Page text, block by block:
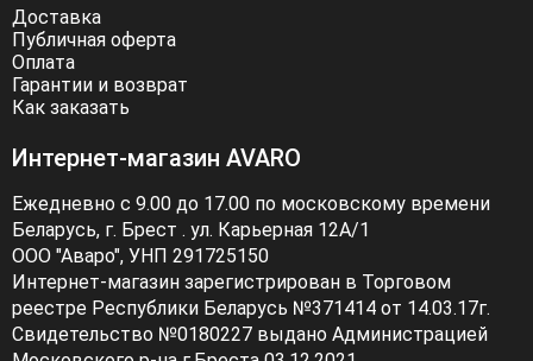
Доставка
Публичная оферта
Оплата
Гарантии и возврат
Как заказать
Интернет-магазин AVARO
Ежедневно с 9.00 до 17.00 по московскому времени
Беларусь, г. Брест . ул. Карьерная 12А/1
ООО "Аваро", УНП 291725150
Интернет-магазин зарегистрирован в Торговом
реестре Республики Беларусь №371414 от 14.03.17г.
Свидетельство №0180227 выдано Администрацией